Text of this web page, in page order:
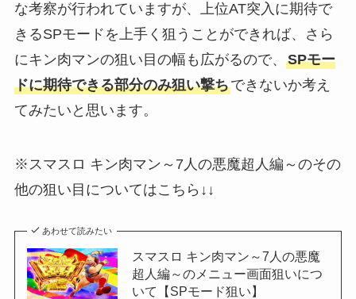
な考察が行われていますが、上位AT突入に期待で
きるSPモードを上手く狙うことができれば、さら
にキン肉マンの狙い目の幅も広がるので、 SPモー
ドに期待できる部分のみ狙い撃ちできないか考え
てみたいと思います。
※スマスロ キン肉マン～7人の悪魔超人編～のその
他の狙い目についてはこちら↓↓
あわせて読みたい
スマスロ キン肉マン～7人の悪魔
超人編～のメニュー画面狙いにつ
いて【SPモード狙い】